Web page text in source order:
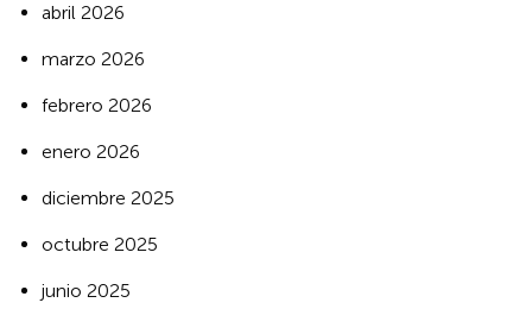
abril 2026
marzo 2026
febrero 2026
enero 2026
diciembre 2025
octubre 2025
junio 2025